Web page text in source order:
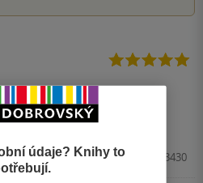
Kniha, CooBoo, 2021, 9788076613430
údaje? Knihy to